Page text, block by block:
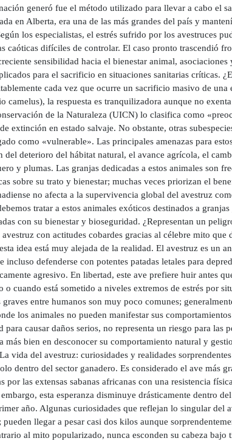
generó fue el método utilizado para llevar a cabo el
en Alberta, era una de las más grandes del país y
los especialistas, el estrés sufrido por los avestruces
caóticas difíciles de controlar. El caso pronto trascendió
sensibilidad hacia el bienestar animal,
para el sacrificio en situaciones sanitarias críticas.
cada vez que ocurre un sacrificio masivo de una
camelus), la respuesta es tranquilizadora aunque no
de la Naturaleza (UICN) lo clasifica como
extinción en estado salvaje. No obstante, otras
como «vulnerable». Las principales amenazas para
del deterioro del hábitat natural, el avance agrícola, el
y plumas. Las granjas dedicadas a estos animales son
sobre su trato y bienestar; muchas veces priorizan el
no afecta a la supervivencia global del avestruz
tratar a estos animales exóticos destinados a
con su bienestar y bioseguridad. ¿Representan un
con actitudes cobardes gracias al célebre mito que
idea está muy alejada de la realidad. El avestruz es un
incluso defenderse con potentes patadas letales para
agresivo. En libertad, este ave prefiere huir antes
o cuando está sometido a niveles extremos de estrés por
entre humanos son muy poco comunes;
los animales no pueden manifestar sus
para causar daños serios, no representa un riesgo para las
más bien en desconocer su comportamiento natural y
vida del avestruz: curiosidades y realidades
dentro del sector ganadero. Es considerado el ave más
por las extensas sabanas africanas con una resistencia
esta esperanza disminuye drásticamente dentro
año. Algunas curiosidades que reflejan lo singular del
llegar a pesar casi dos kilos aunque
al mito popularizado, nunca esconden su cabeza bajo